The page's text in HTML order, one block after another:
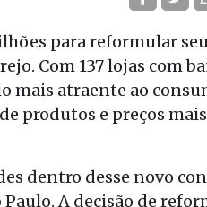
para reformular
Com 137 lojas com
mais atraente ao
produtos e preços
dentro desse novo
Paulo. A decisão de